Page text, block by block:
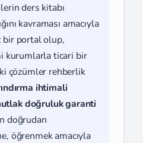
ders kitabı
kavraması amacıyla
bir portal olup,
kurumlarla ticari bir
çözümler rehberlik
ihtimali
doğruluk garanti
doğrudan
öğrenmek amacıyla